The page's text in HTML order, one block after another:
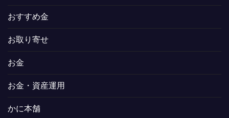
おすすめ金
お取り寄せ
お金
お金・資産運用
かに本舗